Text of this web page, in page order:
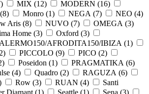
) MIX (12) MODERN (16)
8) Monro (1) NEGA (7) NEO (4)
Aris (8) NUVO (7) OMEGA (3)
Home (3) Oxford (3)
AFRODITA150/IBIZA (1)
2) PICCOLO (9) PICO (2)
) Poseidon (1) PRAGMATIKA (6)
(4) Quadro (2) RAGUZA (6)
Row (3) RUAN (4)
Santi
Diamant (1) Seattle (1) Sena (3)